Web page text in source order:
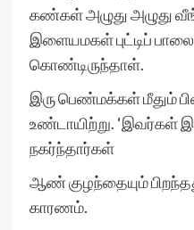
கண்கள் அழுது அழுது
இளையமகள் புட்டிப்
கொண்டிருந்தாள்.
இரு பெண்மக்கள் மீதும்
உண்டாயிற்று. ‘இவர்கள்
நகர்ந்தார்கள்
ஆண் குழந்தையும்
காரணம்.